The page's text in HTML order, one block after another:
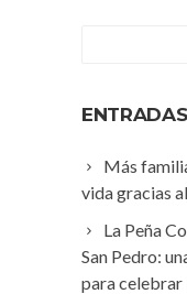
Más
vida gracias
La Peña
San Pedro:
para celebrar